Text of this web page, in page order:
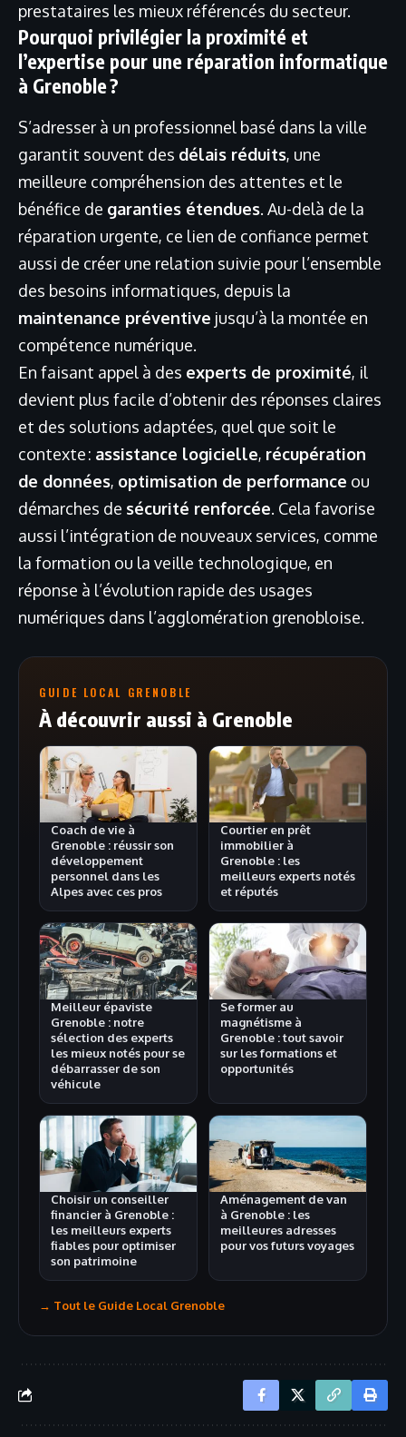
prestataires les mieux référencés du secteur.
Pourquoi privilégier la proximité et
l’expertise pour une réparation informatique
à Grenoble ?
S’adresser à un professionnel basé dans la ville
garantit souvent des délais réduits, une
meilleure compréhension des attentes et le
bénéfice de garanties étendues. Au-delà de la
réparation urgente, ce lien de confiance permet
aussi de créer une relation suivie pour l’ensemble
des besoins informatiques, depuis la
maintenance préventive jusqu’à la montée en
compétence numérique.
En faisant appel à des experts de proximité, il
devient plus facile d’obtenir des réponses claires
et des solutions adaptées, quel que soit le
contexte : assistance logicielle, récupération
de données, optimisation de performance ou
démarches de sécurité renforcée. Cela favorise
aussi l’intégration de nouveaux services, comme
la formation ou la veille technologique, en
réponse à l’évolution rapide des usages
numériques dans l’agglomération grenobloise.
GUIDE LOCAL GRENOBLE
À découvrir aussi à Grenoble
Coach de vie à
Grenoble : réussir son
développement
personnel dans les
Alpes avec ces pros
Courtier en prêt
immobilier à
Grenoble : les
meilleurs experts notés
et réputés
Meilleur épaviste
Grenoble : notre
sélection des experts
les mieux notés pour se
débarrasser de son
véhicule
Se former au
magnétisme à
Grenoble : tout savoir
sur les formations et
opportunités
Choisir un conseiller
financier à Grenoble :
les meilleurs experts
fiables pour optimiser
son patrimoine
Aménagement de van
à Grenoble : les
meilleures adresses
pour vos futurs voyages
→ Tout le Guide Local Grenoble